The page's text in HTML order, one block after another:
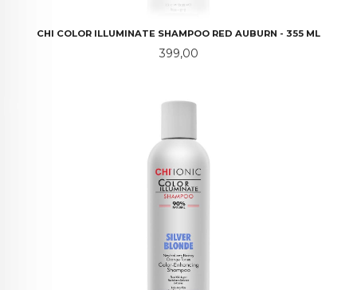
CHI COLOR ILLUMINATE SHAMPOO RED AUBURN - 355 ML
Pris
399,00